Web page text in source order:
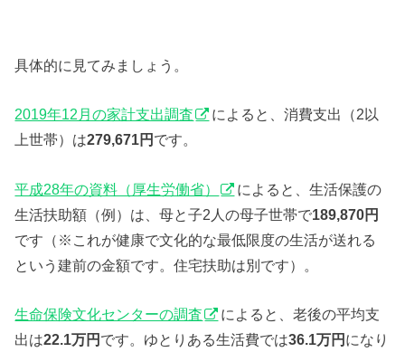
具体的に見てみましょう。
2019年12月の家計支出調査
によると、消費支出（2以
上世帯）は279,671円 です。
平成28年の資料（厚生労働省）
によると、生活保護の
生活扶助額（例）は、母と子2人の母子世帯で189,870円
です（※これが健康で文化的な最低限度の生活が送れる
という建前の金額です。住宅扶助は別です）。
生命保険文化センターの調査
によると、老後の平均支
出は22.1万円 です。ゆとりある生活費では36.1万円 になり